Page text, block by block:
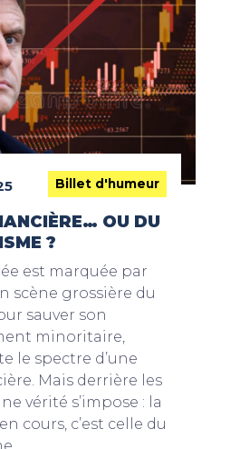
Billet d'humeur
OU DU
?
est marquée par
scène grossière du
sauver son
minoritaire,
le spectre d’une
Mais derrière les
vérité s’impose : la
cours, c’est celle du